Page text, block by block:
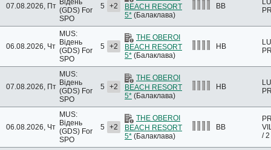
07.08.2026, Пт Відень
(GDS) For
SPO
5 +2
BEACH RESORT
5* (Балаклава)
BB
06.08.2026, Чт
MUS:
Відень
(GDS) For
SPO
5 +2
THE OBEROI
BEACH RESORT
5* (Балаклава)
HB
07.08.2026, Пт
MUS:
Відень
(GDS) For
SPO
5 +2
THE OBEROI
BEACH RESORT
5* (Балаклава)
HB
06.08.2026, Чт
MUS:
Відень
(GDS) For
SPO
5 +2
THE OBEROI
BEACH RESORT
5* (Балаклава)
BB
/